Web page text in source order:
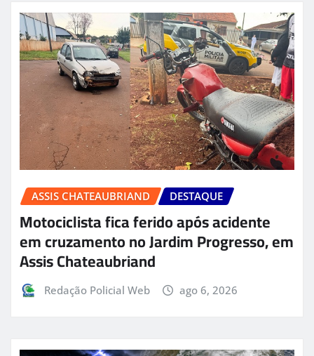
ASSIS CHATEAUBRIAND DESTAQUE
Motociclista fica ferido após acidente
em cruzamento no Jardim Progresso, em
Assis Chateaubriand
Redação Policial Web ago 6, 2026